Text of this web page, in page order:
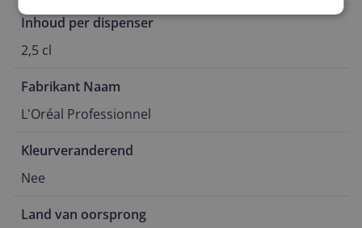
Inhoud per dispenser
2,5 cl
Fabrikant Naam
L'Oréal Professionnel
Kleurveranderend
Nee
Land van oorsprong